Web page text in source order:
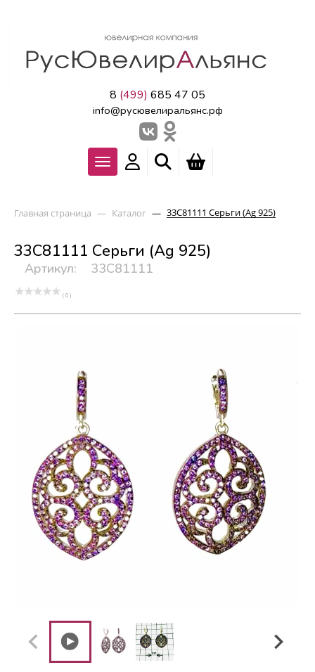
8 (499) 685 47 05
info@русювелиральянс.рф
Главная страница — Каталог — 33С81111 Серьги (Ag 925)
33С81111 Серьги (Ag 925)
Артикул: 33С81111
( 0 )